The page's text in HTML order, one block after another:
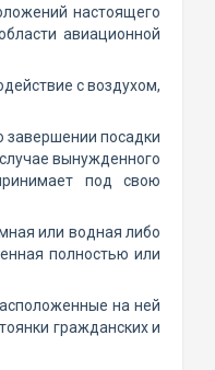
настоящего
авиационной
с воздухом,
завершении посадки
вынужденного
под свою
или водная либо
полностью или
на ней
гражданских и